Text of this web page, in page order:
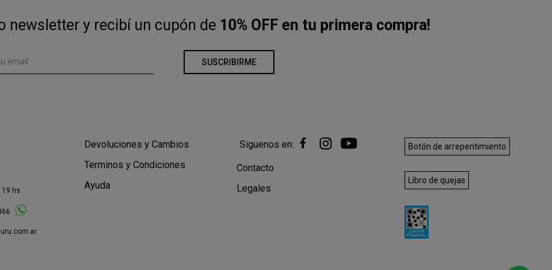
newsletter y recibí un cupón de 10% OFF en tu primera compra!
SUSCRIBIRME
hs.
Devoluciones y Cambios
Terminos y Condiciones
Ayuda
Siguenos en:
Contacto
Legales
Botón de arrepentimiento
Libro de quejas